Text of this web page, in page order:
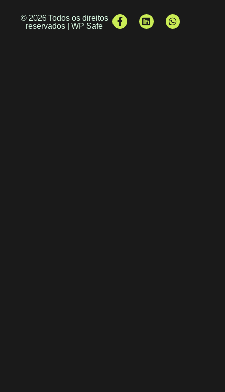
© 2026 Todos os direitos
reservados | WP Safe